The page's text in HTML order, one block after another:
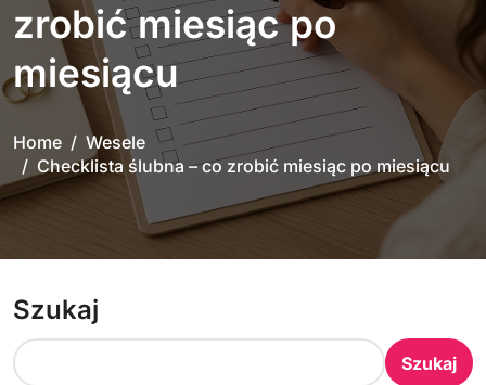
zrobić miesiąc po
miesiącu
Home
Wesele
Checklista ślubna – co zrobić miesiąc po miesiącu
Szukaj
Szukaj